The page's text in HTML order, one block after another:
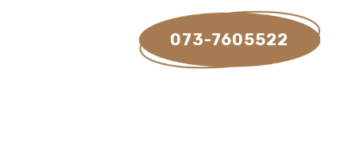
073-7605522